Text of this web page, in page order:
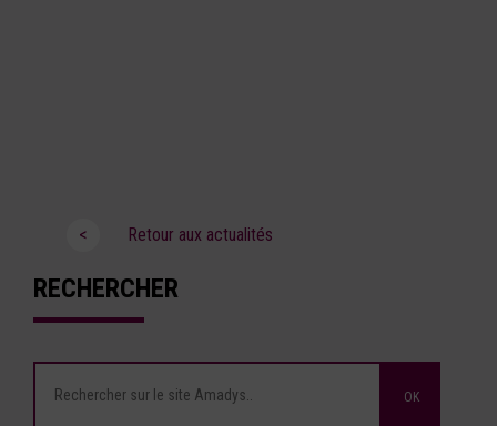
< Retour aux actualités
RECHERCHER